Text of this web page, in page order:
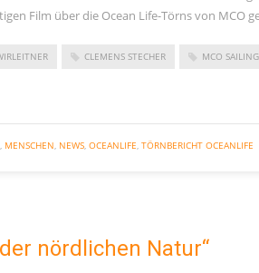
Film über die Ocean Life-Törns von MCO
CLEMENS STECHER MCO SAILING
, MENSCHEN, NEWS, OCEANLIFE, TÖRNBERICHT OCEANLIFE
nördlichen Natur“